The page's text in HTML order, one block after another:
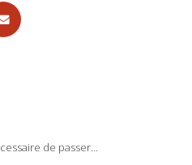
de passer...